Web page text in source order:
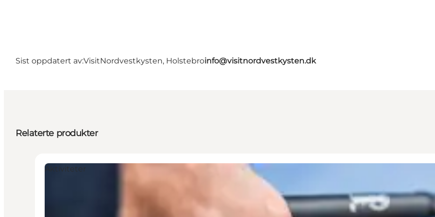
Sist oppdatert av:VisitNordvestkysten, Holstebroinfo@visitnordvestkysten.dk
Relaterte produkter
Aktiviteter